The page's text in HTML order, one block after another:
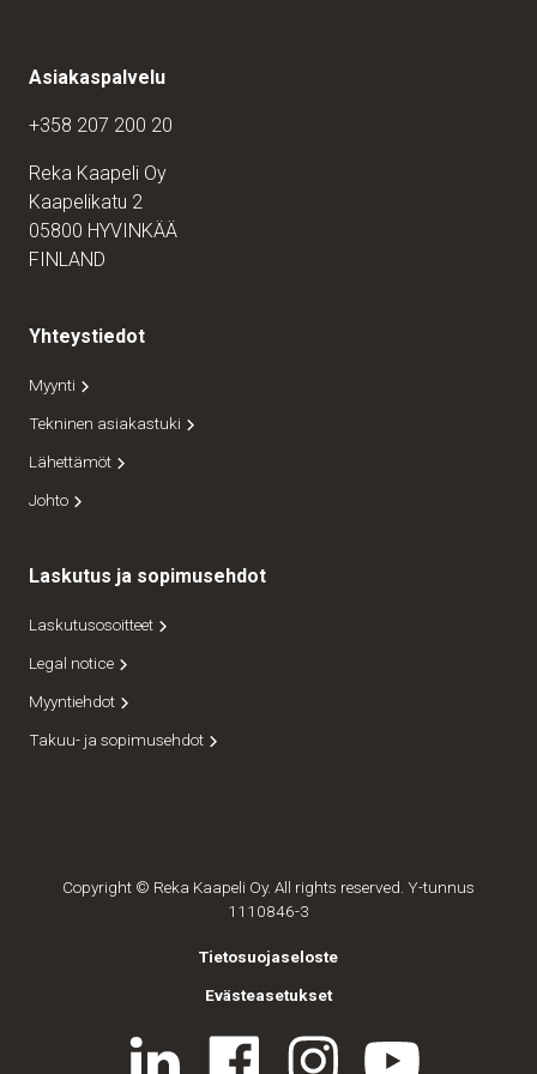
Asiakaspalvelu
+358 207 200 20
Reka Kaapeli Oy
Kaapelikatu 2
05800 HYVINKÄÄ
FINLAND
Yhteystiedot
Myynti
Tekninen asiakastuki
Lähettämöt
Johto
Laskutus ja sopimusehdot
Laskutusosoitteet
Legal notice
Myyntiehdot
Takuu- ja sopimusehdot
Copyright © Reka Kaapeli Oy. All rights reserved. Y-tunnus
1110846-3
Tietosuojaseloste
Evästeasetukset